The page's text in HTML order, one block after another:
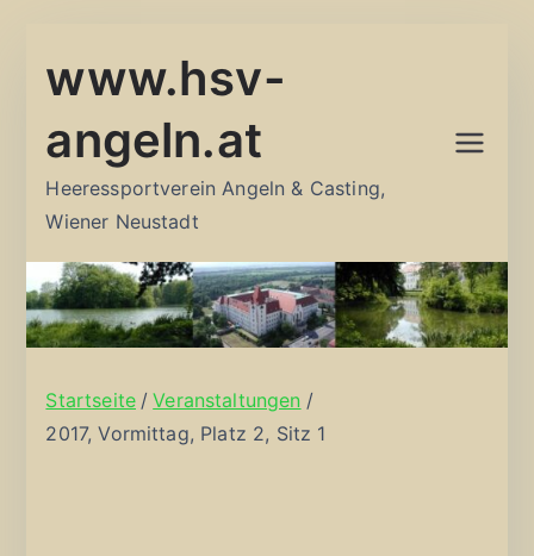
Inhalt
www.hsv-
angeln.at
Heeressportverein Angeln & Casting,
Wiener Neustadt
Startseite
Veranstaltungen
2017, Vormittag, Platz 2, Sitz 1